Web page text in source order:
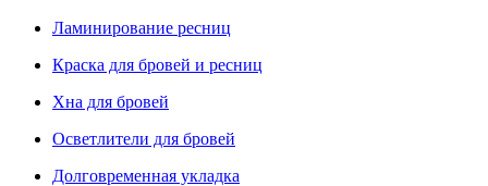
Ламинирование ресниц
Краска для бровей и ресниц
Хна для бровей
Осветлители для бровей
Долговременная укладка